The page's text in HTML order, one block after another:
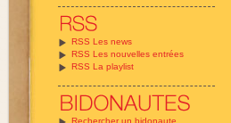
RSS Les news
RSS Les nouvelles entrées
RSS La playlist
Rechercher un bidonaute